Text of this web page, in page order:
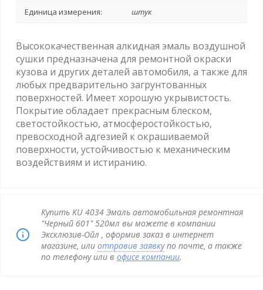
Единица измерения: штук
Высококачественная алкидная эмаль воздушной
сушки предназначена для ремонтной окраски
кузова и других деталей автомобиля, а также для
любых предварительно загрунтованных
поверхностей. Имеет хорошую укрывистость.
Покрытие обладает прекрасным блеском,
светостойкостью, атмосферостойкостью,
превосходной адгезией к окрашиваемой
поверхности, устойчивостью к механическим
воздействиям и истиранию.
Купить KU 4034 Эмаль автомобильная ремонтная
"Черный 601" 520мл вы можете в компании
Эксклюзив-Ойл , оформив заказ в интернет
магазине, или отправив заявкупо почте, а также
по телефону или в офисе компании.